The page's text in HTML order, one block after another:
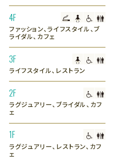
4F
ファッション、ライフスタイル、ブ
ライダル、カフェ
3F
ライフスタイル、レストラン
2F
ラグジュアリー、ブライダル、カフ
ェ
1F
ラグジュアリー、レストラン、カフ
ェ